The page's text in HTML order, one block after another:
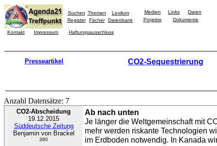
Suchen Themen
Lexikon
Register
Fächer Datenbank
Medien Links
Daten
Projekte
Dokumente
Kontakt Impressum Haftungsausschluss
Presseartikel CO2-Sequestrierung
Anzahl Datensätze: 7
CO2-Abscheidung
19.12.2015
Süddeutsche Zeitung
Benjamin von Brackel
390
Ab nach unten
Je länger die Weltgemeinschaft mit
mehr werden riskante Technologien
im Erdboden notwendig. In Kanada